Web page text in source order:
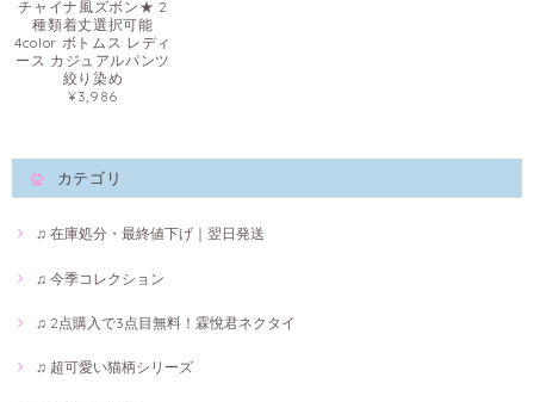
チャイナ風ズボン★ 2
種類着丈選択可能
4color ボトムス レディ
ース カジュアルパンツ
絞り染め
¥3,986
カテゴリ
♫ 在庫処分・最終値下げ｜翌日発送
♫ 今季コレクション
♫ 2点購入で3点目無料！霖悅君ネクタイ
♫ 超可愛い猫柄シリーズ